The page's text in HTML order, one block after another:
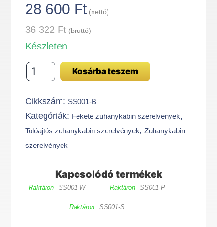
28 600 Ft (nettó)
36 322 Ft (bruttó)
Készleten
Tolóajtós
zuhanykabin
szett
FEKETE
mennyiség
Kosárba teszem
Cikkszám: SS001-B
Kategóriák: Fekete zuhanykabin szerelvények,
Tolóajtós zuhanykabin szerelvények,Zuhanykabin
szerelvények
Kapcsolódó termékek
SS001-W
Raktáron SS001-P
Raktáron
SS001-S
Raktáron